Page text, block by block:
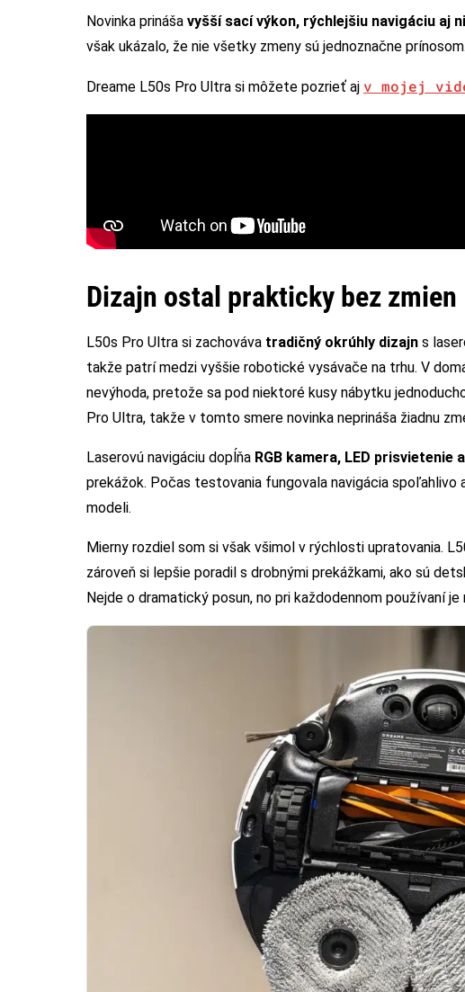
Novinka prináša vyšší sací výkon, rýchlejšiu navigáciu aj
však ukázalo, že nie všetky zmeny sú jednoznačne prínosom.
Dreame L50s Pro Ultra si môžete pozrieť aj v mojej
Dizajn ostal prakticky bez zmien
L50s Pro Ultra si zachováva tradičný okrúhly dizajn s
takže patrí medzi vyššie robotické vysávače na trhu. V
nevýhoda, pretože sa pod niektoré kusy nábytku
Pro Ultra, takže v tomto smere novinka neprináša žiadnu
Laserovú navigáciu dopĺňa RGB kamera, LED
prekážok. Počas testovania fungovala navigácia spoľahlivo
modeli.
Mierny rozdiel som si však všimol v rýchlosti upratovania.
zároveň si lepšie poradil s drobnými prekážkami, ako sú
Nejde o dramatický posun, no pri každodennom používaní